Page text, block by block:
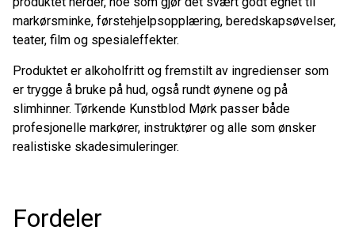
markørsminke, førstehjelpsopplæring, beredskapsøvelser,
teater, film og spesialeffekter.
Produktet er alkoholfritt og fremstilt av ingredienser som
er trygge å bruke på hud, også rundt øynene og på
slimhinner. Tørkende Kunstblod Mørk passer både
profesjonelle markører, instruktører og alle som ønsker
realistiske skadesimuleringer.
Fordeler